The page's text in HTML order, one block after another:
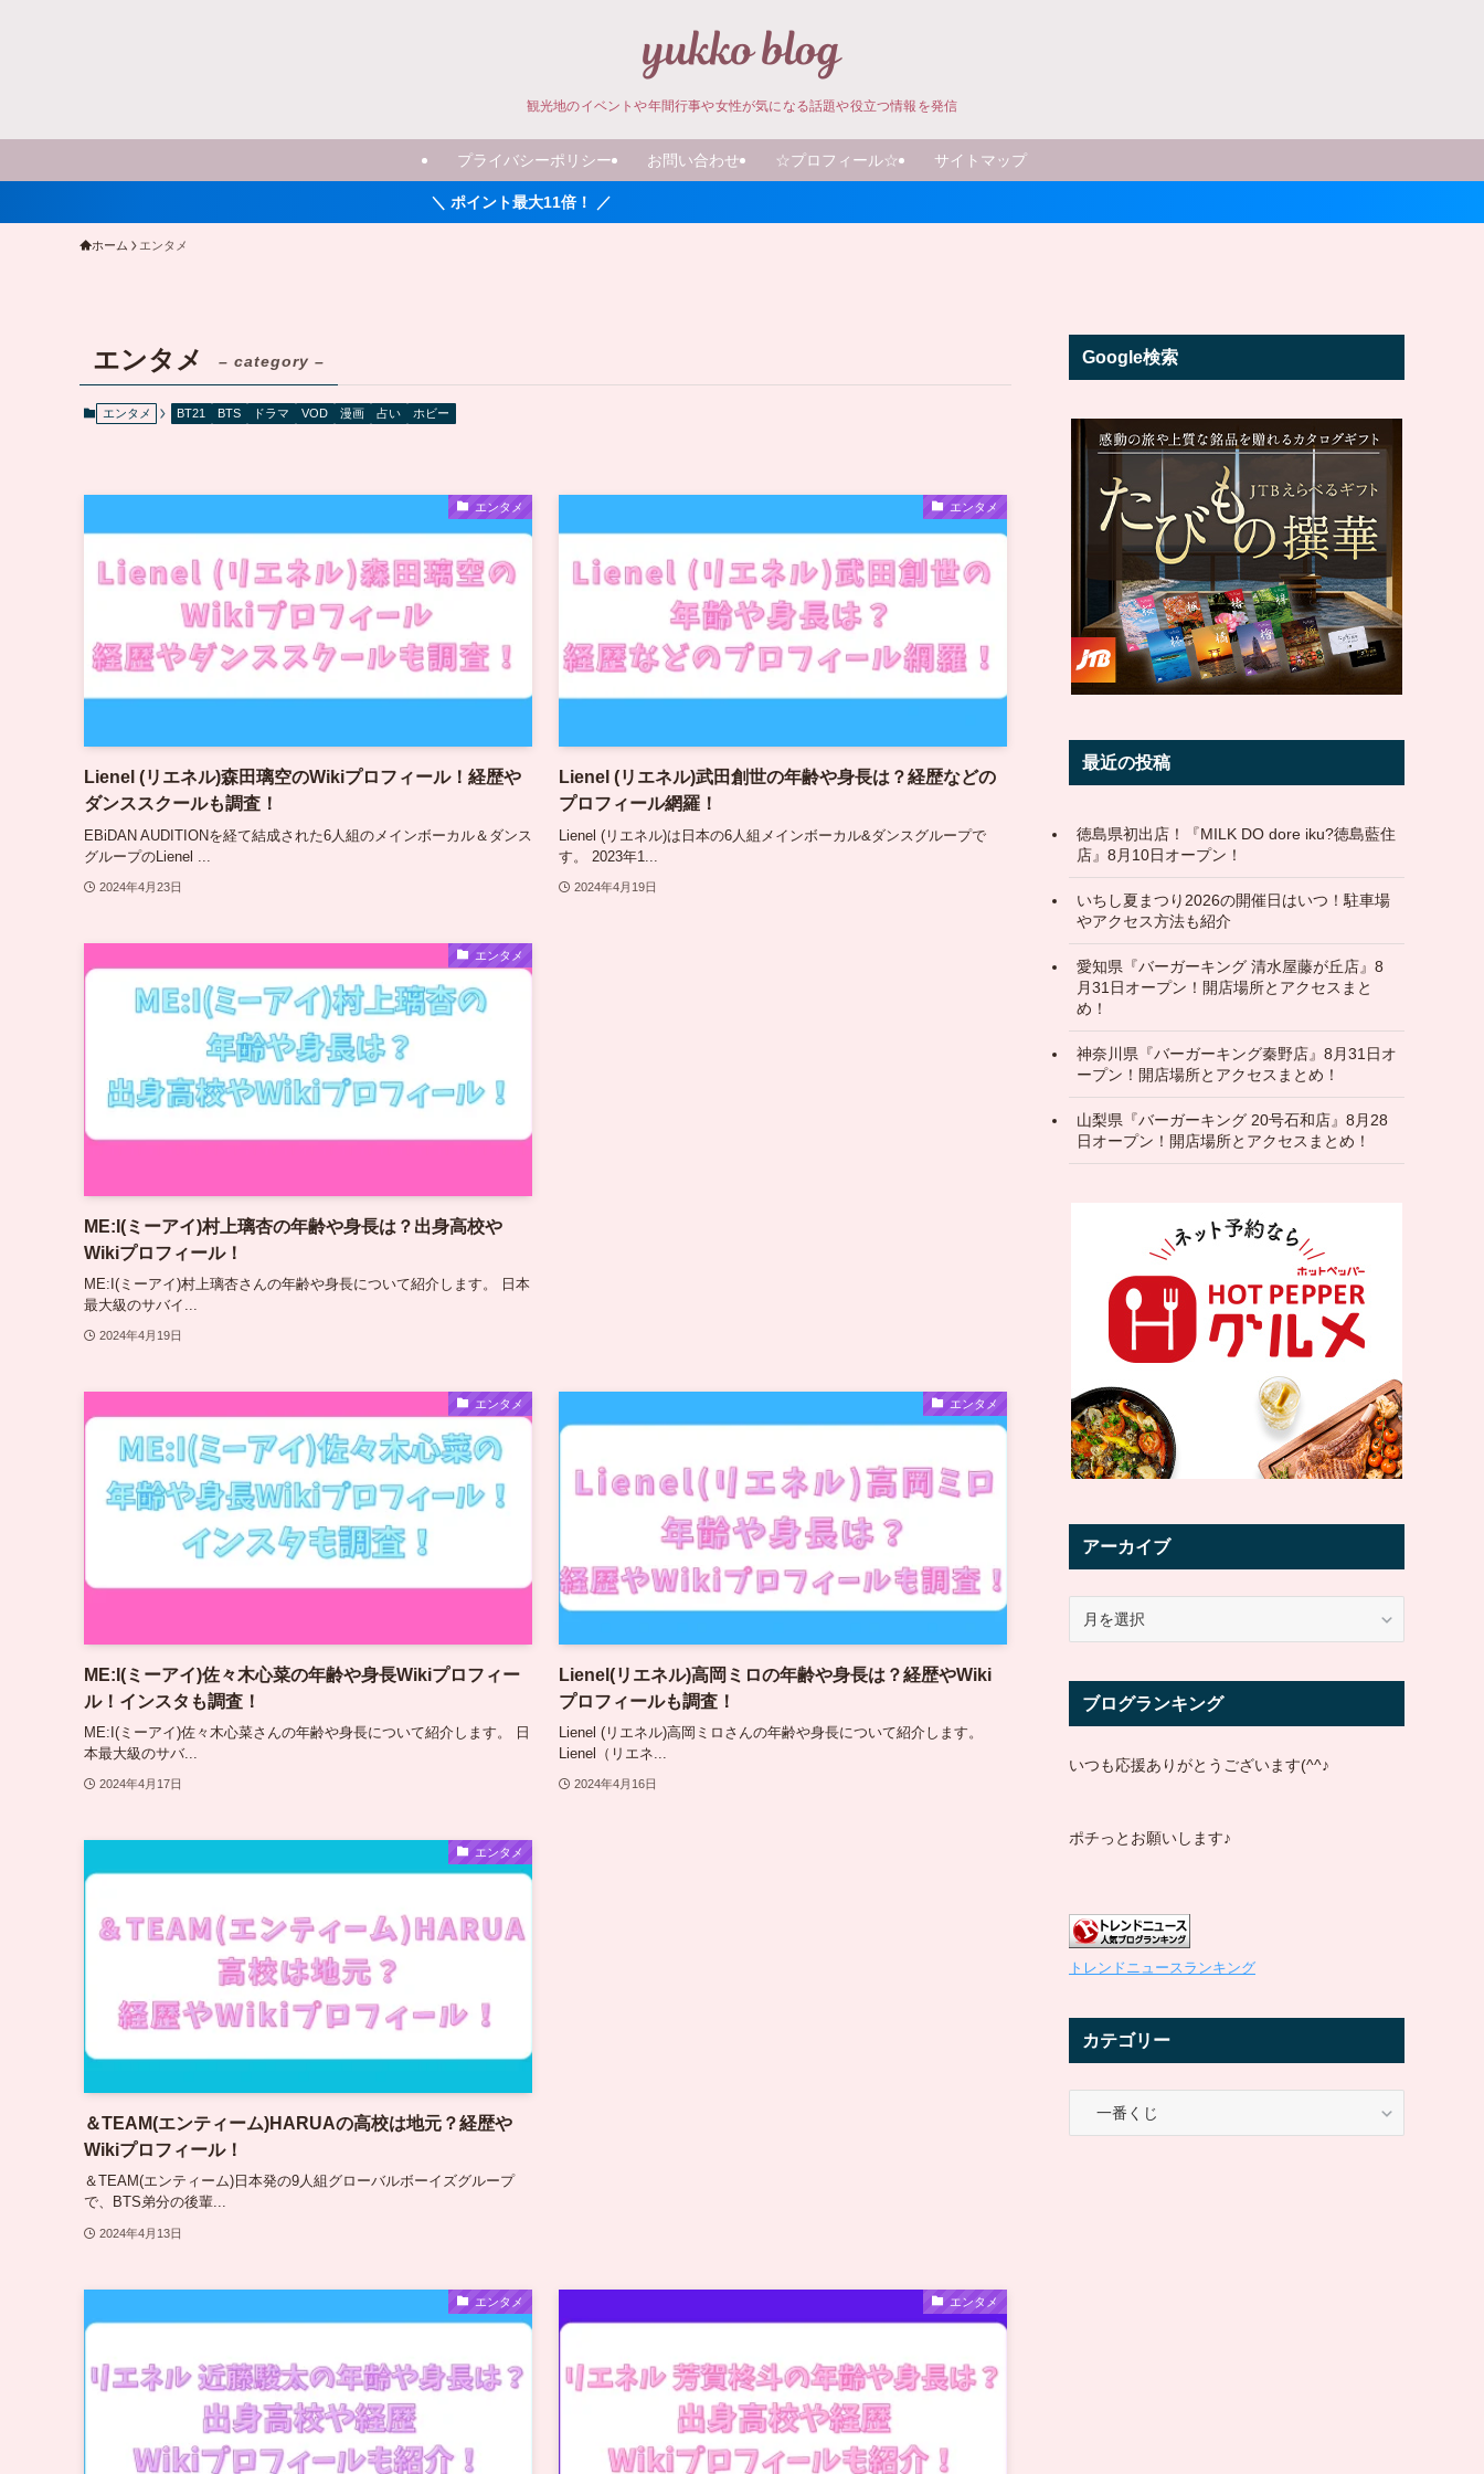
観光地のイベントや年間行事や女性が気になる話題や役立つ情報を発信
プライバシーポリシー お問い合わせ ☆プロフィール☆ サイトマップ
＼ ポイント最大11倍！ ／
ホーム エンタメ
エンタメ – category –
エンタメ BT21 BTS ドラマ VOD 漫画 占い ホビー
エンタメ
Lienel (リエネル)森田璃空のWikiプロフィール！経歴や
ダンススクールも調査！
EBiDAN AUDITIONを経て結成された6人組のメインボーカル＆ダンス
グループのLienel ...
2024年4月23日
エンタメ
Lienel (リエネル)武田創世の年齢や身長は？経歴などの
プロフィール網羅！
Lienel (リエネル)は日本の6人組メインボーカル&ダンスグループで
す。 2023年1...
2024年4月19日
エンタメ
ME:I(ミーアイ)村上璃杏の年齢や身長は？出身高校や
Wikiプロフィール！
ME:I(ミーアイ)村上璃杏さんの年齢や身長について紹介します。 日本
最大級のサバイ...
2024年4月19日
エンタメ
ME:I(ミーアイ)佐々木心菜の年齢や身長Wikiプロフィー
ル！インスタも調査！
ME:I(ミーアイ)佐々木心菜さんの年齢や身長について紹介します。 日
本最大級のサバ...
2024年4月17日
エンタメ
Lienel(リエネル)高岡ミロの年齢や身長は？経歴やWiki
プロフィールも調査！
Lienel (リエネル)高岡ミロさんの年齢や身長について紹介します。
Lienel（リエネ...
2024年4月16日
エンタメ
＆TEAM(エンティーム)HARUAの高校は地元？経歴や
Wikiプロフィール！
＆TEAM(エンティーム)日本発の9人組グローバルボーイズグループ
で、BTS弟分の後輩...
2024年4月13日
エンタメ エンタメ
Google検索
最近の投稿
徳島県初出店！『MILK DO dore iku?徳島藍住
店』8月10日オープン！
いちし夏まつり2026の開催日はいつ！駐車場
やアクセス方法も紹介
愛知県『バーガーキング 清水屋藤が丘店』8
月31日オープン！開店場所とアクセスまと
め！
神奈川県『バーガーキング秦野店』8月31日オ
ープン！開店場所とアクセスまとめ！
山梨県『バーガーキング 20号石和店』8月28
日オープン！開店場所とアクセスまとめ！
アーカイブ
イ
ブログランキング
いつも応援ありがとうございます(^^♪
ポチっとお願いします♪
トレンドニュースランキング
カテゴリー